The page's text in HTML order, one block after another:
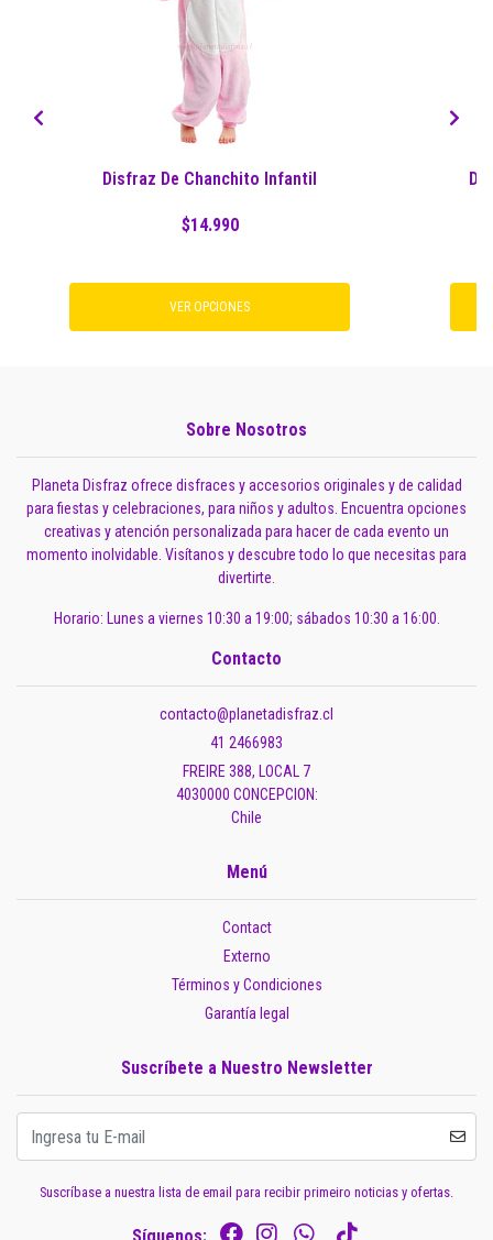
Disfraz De Chanchito Infantil
$14.990
VER OPCIONES
Sobre Nosotros
Planeta Disfraz ofrece disfraces y accesorios originales y de calidad
para fiestas y celebraciones, para niños y adultos. Encuentra opciones
creativas y atención personalizada para hacer de cada evento un
momento inolvidable. Visítanos y descubre todo lo que necesitas para
divertirte.
Horario: Lunes a viernes 10:30 a 19:00; sábados 10:30 a 16:00.
Contacto
contacto@planetadisfraz.cl
41 2466983
FREIRE 388, LOCAL 7
4030000 CONCEPCION:
Chile
Menú
Contact
Externo
Términos y Condiciones
Garantía legal
Suscríbete a Nuestro Newsletter
Suscríbase a nuestra lista de email para recibir primeiro noticias y ofertas.